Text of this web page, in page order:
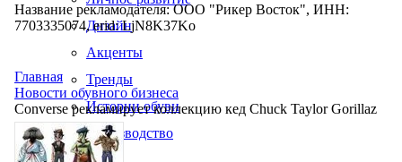
Дизайн
Акценты
Тренды
Истории обуви
Производство
Название рекламодателя: ООО "Рикер Восток", ИНН:
7703335074, erid: LjN8K37Ko
Главная
Новости обувного бизнеса
Converse рекламирует коллекцию кед Chuck Taylor Gorillaz